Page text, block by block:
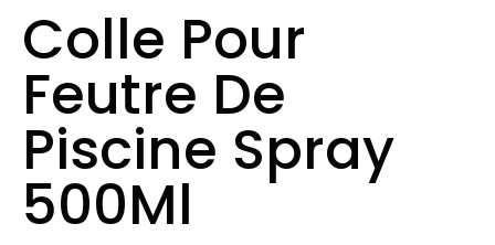
Colle Pour
Feutre De
Piscine Spray
500Ml